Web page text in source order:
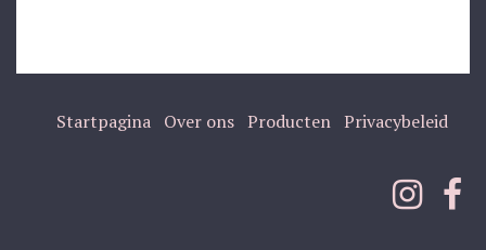
Startpagina Over ons Producten Privacybeleid